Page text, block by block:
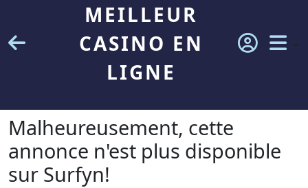
MEILLEUR
CASINO EN
LIGNE
Malheureusement, cette
annonce n'est plus disponible
sur Surfyn!